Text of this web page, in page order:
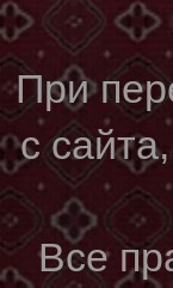
При
с
Все